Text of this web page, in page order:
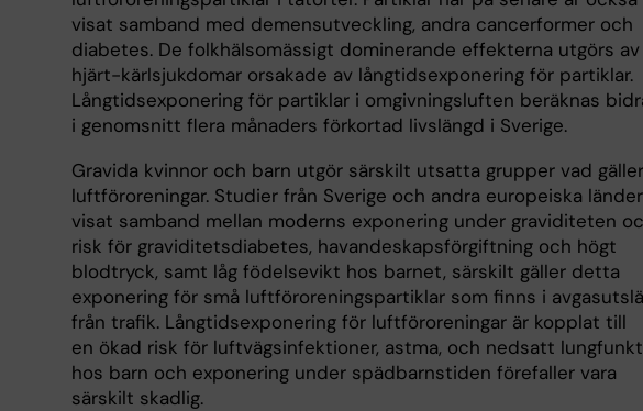
visat samband med demensutveckling, andra cancerformer och
diabetes. De folkhälsomässigt dominerande effekterna utgörs av
hjärt-kärlsjukdomar orsakade av långtidsexponering för partiklar.
Långtidsexponering för partiklar i omgivningsluften beräknas
i genomsnitt flera månaders förkortad livslängd i Sverige.
Gravida kvinnor och barn utgör särskilt utsatta grupper vad gäller
luftföroreningar. Studier från Sverige och andra europeiska
visat samband mellan moderns exponering under graviditeten
risk för graviditetsdiabetes, havandeskapsförgiftning och högt
blodtryck, samt låg födelsevikt hos barnet, särskilt gäller detta
exponering för små luftföroreningspartiklar som finns i
från trafik. Långtidsexponering för luftföroreningar är kopplat till
en ökad risk för luftvägsinfektioner, astma, och nedsatt
hos barn och exponering under spädbarnstiden förefaller vara
särskilt skadlig.